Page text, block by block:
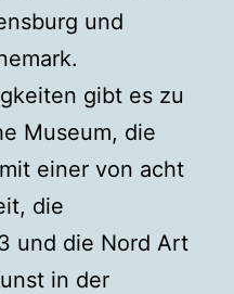
und
gibt es zu
Museum, die
einer von acht
die
und die Nord Art
in der